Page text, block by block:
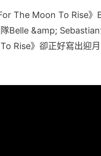
The Moon To Rise
Belle &amp;
Rise》卻正好寫出迎